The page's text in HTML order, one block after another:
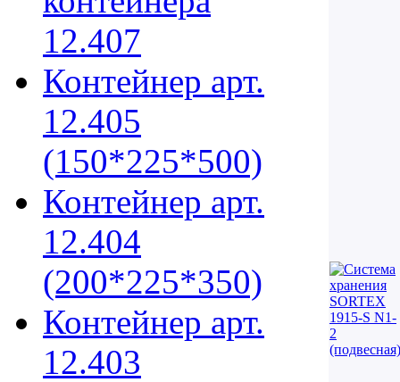
12.407
Контейнер арт.
12.405
(150*225*500)
Контейнер арт.
12.404
(200*225*350)
Контейнер арт.
12.403